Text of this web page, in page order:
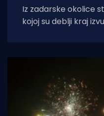
Iz zadarske okolice
kojoj su deblji kraj